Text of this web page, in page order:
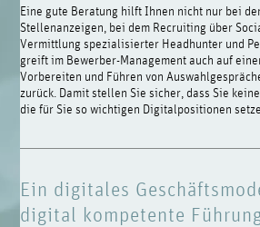
Eine gute Beratung hilft Ihnen nicht nur bei
Stellenanzeigen, bei dem Recruiting über
Vermittlung spezialisierter Headhunter und
greift im Bewerber-Management auch auf
Vorbereiten und Führen von
zurück. Damit stellen Sie sicher, dass Sie
die für Sie so wichtigen Digitalpositionen
Ein digitales
digital kompetente